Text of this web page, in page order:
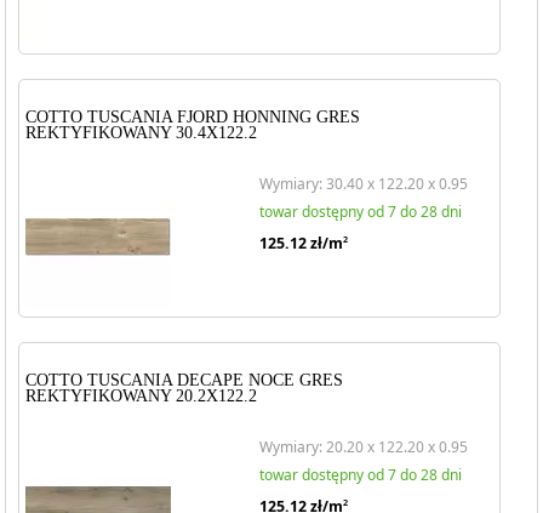
COTTO TUSCANIA FJORD HONNING GRES
REKTYFIKOWANY 30.4X122.2
Wymiary: 30.40 x 122.20 x 0.95
towar dostępny od 7 do 28 dni
125.12zł/m2
COTTO TUSCANIA DECAPE NOCE GRES
REKTYFIKOWANY 20.2X122.2
Wymiary: 20.20 x 122.20 x 0.95
towar dostępny od 7 do 28 dni
125.12zł/m2